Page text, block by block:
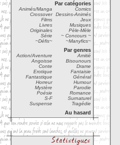
Par catégories
Animés/Manga
Comics
Crossover
Dessins-Animés
Films
Jeux
Livres
Musiques
Originales
Pèle-Mèle
Série
~ Concours ~
~Défis~
~Manyfics~
Par genres
Action/Aventure
Amitié
Angoisse
Bisounours
Conte
Drame
Erotique
Fantaisie
Fantastique
Général
Horreur
Humour
Mystère
Parodie
Poésie
Romance
S-F
Surnaturel
Suspense
Tragédie
Au hasard